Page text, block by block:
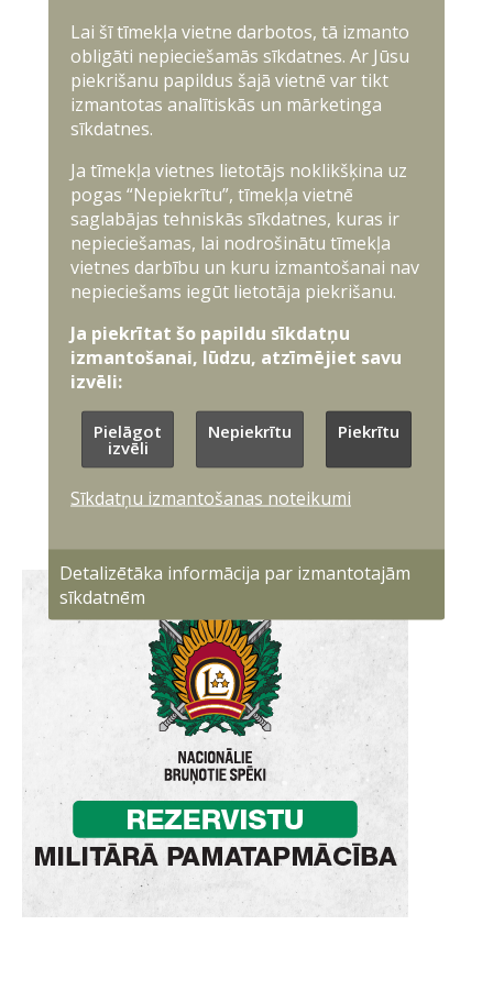
Lai šī tīmekļa vietne darbotos, tā izmanto
obligāti nepieciešamās sīkdatnes. Ar Jūsu
piekrišanu papildus šajā vietnē var tikt
izmantotas analītiskās un mārketinga
sīkdatnes.
Ja tīmekļa vietnes lietotājs noklikšķina uz
pogas “Nepiekrītu”, tīmekļa vietnē
saglabājas tehniskās sīkdatnes, kuras ir
nepieciešamas, lai nodrošinātu tīmekļa
vietnes darbību un kuru izmantošanai nav
nepieciešams iegūt lietotāja piekrišanu.
Ja piekrītat šo papildu sīkdatņu
izmantošanai, lūdzu, atzīmējiet savu
izvēli:
Pielāgot
izvēli
Nepiekrītu Piekrītu
Sīkdatņu izmantošanas noteikumi
Detalizētāka informācija par izmantotajām
sīkdatnēm